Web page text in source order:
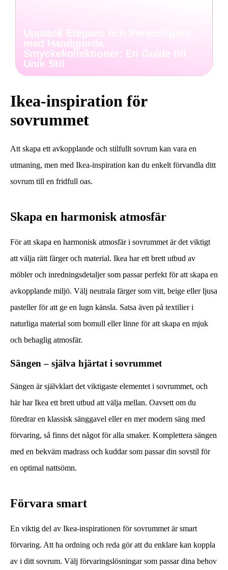
Upptäck Elegans och Personlighet
med Handgjorda
Smyckekollektioner: En Guide till
Unik Stil
Ikea-inspiration för
sovrummet
Att skapa ett avkopplande och stilfullt sovrum kan vara en
utmaning, men med Ikea-inspiration kan du enkelt förvandla ditt
sovrum till en fridfull oas.
Skapa en harmonisk atmosfär
För att skapa en harmonisk atmosfär i sovrummet är det viktigt
att välja rätt färger och material. Ikea har ett brett utbud av
möbler och inredningsdetaljer som passar perfekt för att skapa en
avkopplande miljö. Välj neutrala färger som vitt, beige eller ljusa
pasteller för att ge en lugn känsla. Satsa även på textilier i
naturliga material som bomull eller linne för att skapa en mjuk
och behaglig atmosfär.
Sängen – själva hjärtat i sovrummet
Sängen är självklart det viktigaste elementet i sovrummet, och
här har Ikea ett brett utbud att välja mellan. Oavsett om du
föredrar en klassisk sänggavel eller en mer modern säng med
förvaring, så finns det något för alla smaker. Komplettera sängen
med en bekväm madrass och kuddar som passar din sovstil för
en optimal nattsömn.
Förvara smart
En viktig del av Ikea-inspirationen för sovrummet är smart
förvaring. Att ha ordning och reda gör att du enklare kan koppla
av i ditt sovrum. Välj förvaringslösningar som passar dina behov